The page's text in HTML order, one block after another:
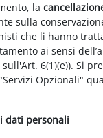
la
sulla
che li hanno
ai sensi
6(1)(e)). Si
Opzionali"
dati personali